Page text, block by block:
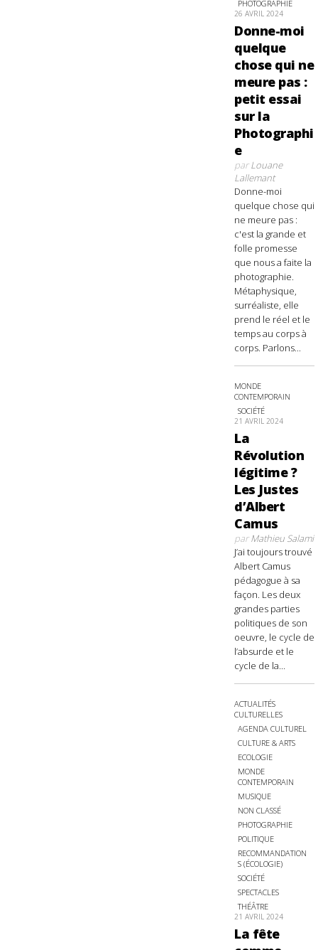
PHOTOGRAPHIE
26 AVRIL 2024
Donne-moi
quelque
chose qui ne
meure pas :
petit essai
sur la
Photographi
e
parLouane
Lallemant
Donne-moi
quelque chose qui
ne meure pas :
c'est la grande et
folle promesse
que nous a faite la
photographie.
Métaphysique,
surréaliste, elle
prend le réel et le
temps au corps à
corps. Parlons...
MONDE
CONTEMPORAIN
SOCIÉTÉ
21 AVRIL 2024
La
Révolution
légitime ?
Les Justes
d’Albert
Camus
parMathieu Salami
J’ai toujours trouvé
Albert Camus
pédagogue à sa
façon. Les deux
grandes parties
politiques de son
oeuvre, le cycle de
l’absurde et le
cycle de la...
ACTUALITÉS
CULTURELLES
AGENDA CULTUREL
CULTURE & ARTS
ECOLOGIE
MONDE
CONTEMPORAIN
MUSIQUE
NON CLASSÉ
PHOTOGRAPHIE
POLITIQUE
RECOMMANDATION
S (ÉCOLOGIE)
SOCIÉTÉ
SPECTACLES
THÉÂTRE
21 AVRIL 2024
La fête